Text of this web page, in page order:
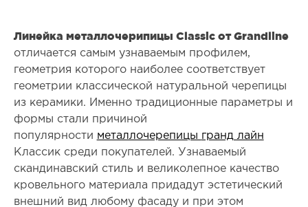
Линейка металлочерипицы Classic от Grandline
отличается самым узнаваемым профилем,
геометрия которого наиболее соответствует
геометрии классической натуральной черепицы
из керамики. Именно традиционные параметры и
формы стали причиной
популярности металлочерепицы гранд лайн
Классик среди покупателей. Узнаваемый
скандинавский стиль и великолепное качество
кровельного материала придадут эстетический
внешний вид любому фасаду и при этом